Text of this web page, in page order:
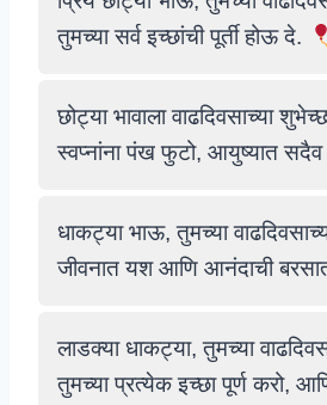
तुमच्या सर्व इच्छांची पूर्ती होऊ दे.
छोट्या भावाला वाढदिवसाच्या
स्वप्नांना पंख फुटो, आयुष्यात सदैव
धाकट्या भाऊ, तुमच्या
जीवनात यश आणि आनंदाची बरसात
लाडक्या धाकट्या, तुमच्या
तुमच्या प्रत्येक इच्छा पूर्ण करो,